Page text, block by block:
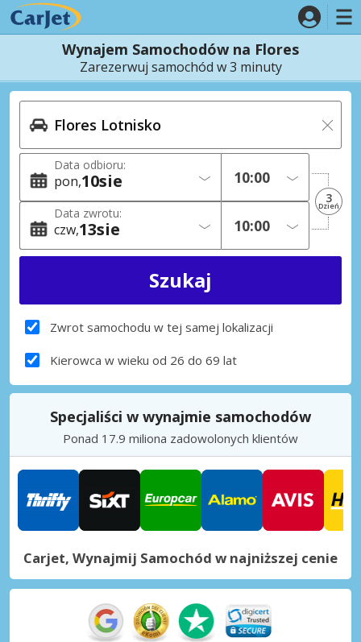
Wynajem Samochodów na Flores
Zarezerwuj samochód w 3 minuty
Data odbioru:
pon 10sie
Data zwrotu:
czw 13sie
3
Dzień
Zwrot samochodu w tej samej lokalizacji
Kierowca w wieku od 26 do 69 lat
Specjaliści w wynajmie samochodów
Ponad 17.9 miliona zadowolonych klientów
Carjet, Wynajmij Samochód w najniższej cenie